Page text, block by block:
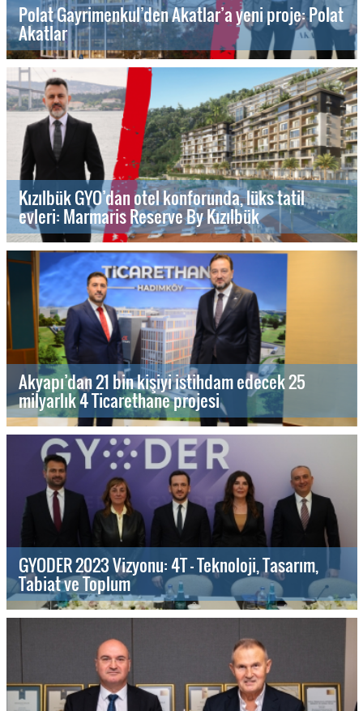
Polat Gayrimenkul’den Akatlar’a yeni proje: Polat
Akatlar
Kızılbük GYO’dan otel konforunda, lüks tatil
evleri: Marmaris Reserve By Kızılbük
Akyapı’dan 21 bin kişiyi istihdam edecek 25
milyarlık 4 Ticarethane projesi
GYODER 2023 Vizyonu: 4T - Teknoloji, Tasarım,
Tabiat ve Toplum